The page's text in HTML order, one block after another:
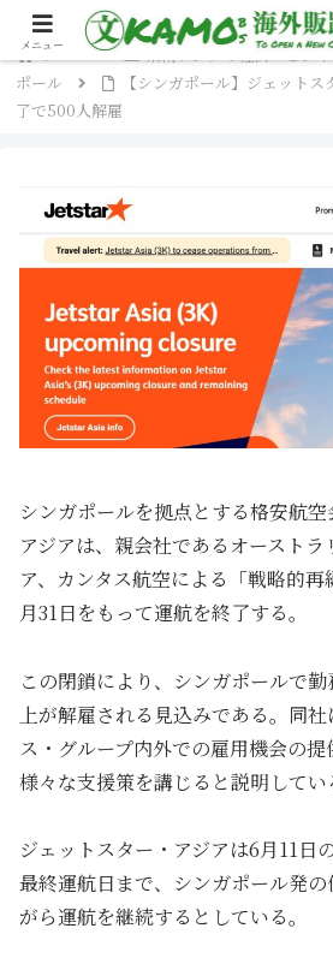
ホーム 東南アジアの経済・ビジ
ポール
【シンガポール】ジェット
了で500人解雇
シンガポールを拠点とする格安航空
アジアは、親会社であるオーストラ
ア、カンタス航空による「戦略的
月31日をもって運航を終了する。
この閉鎖により、シンガポールで
上が解雇される見込みである。同
ス・グループ内外での雇用機会の提
様々な支援策を講じると説明してい
ジェットスター・アジアは6月11日
最終運航日まで、シンガポール発
がら運航を継続するとしている。
メニュー